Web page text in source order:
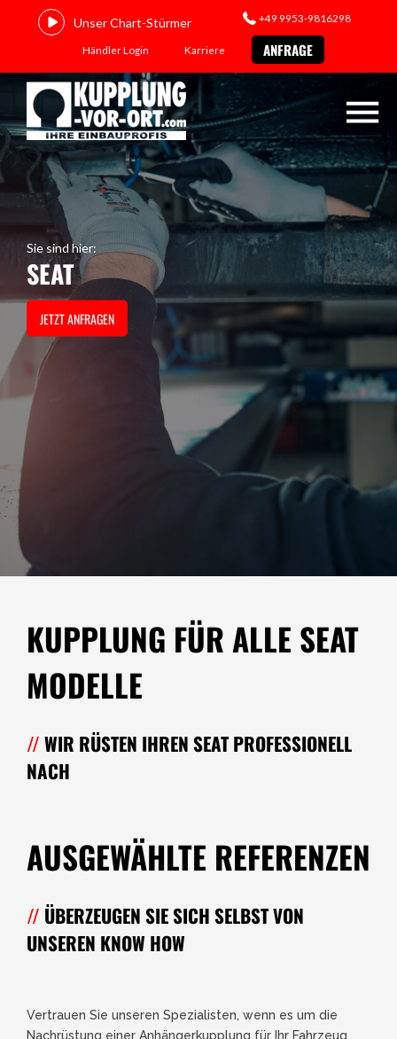
Unser Chart-Stürmer +49 9953-9816298
Händler Login Karriere ANFRAGE
Sie sind hier:
SEAT
JETZT ANFRAGEN
KUPPLUNG FÜR ALLE SEAT
MODELLE
WIR RÜSTEN IHREN SEAT PROFESSIONELL
NACH
AUSGEWÄHLTE REFERENZEN
ÜBERZEUGEN SIE SICH SELBST VON
UNSEREN KNOW HOW
Vertrauen Sie unseren Spezialisten, wenn es um die
Nachrüstung einer Anhängerkupplung für Ihr Fahrzeug